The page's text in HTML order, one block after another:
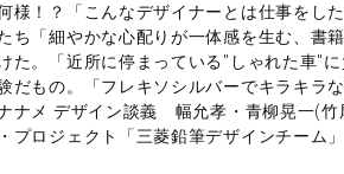
！？「こんなデザイナーとは仕事をした
ち「細やかな心配りが一体感を生む、書
た。「近所に停まっている"しゃれた車"に
だもの。「フレキソシルバーでキラキラ
ナメ デザイン談義 幅允孝・青柳晃一(
プロジェクト「三菱鉛筆デザインチーム」